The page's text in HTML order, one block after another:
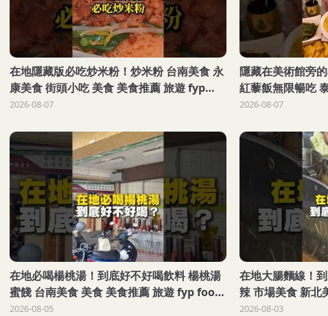
在地隱藏版必吃炒米粉！炒米粉 台南美食 永
康美食 街頭小吃 美食 美食推薦 旅遊 fyp
food taiwanfood streetfood
2026-08-07
隱藏在美術館旁
紅藜飯無限暢吃
理 台南美術館 美
2026-08-07
在地必喝楊桃湯！到底好不好喝飲料 楊桃湯
蜜餞 台南美食 美食 美食推薦 旅遊 fyp food
taiwanfood streetfood
2026-08-05
在地大腸麵線！
辣 市場美食 新北
食 美食推薦 旅
2026-08-03